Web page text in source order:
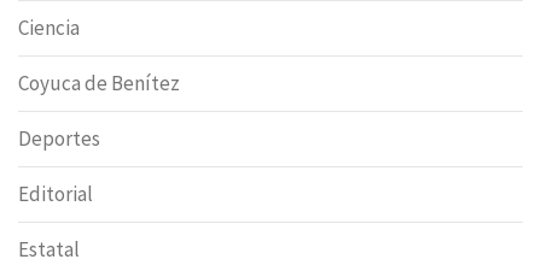
Ciencia
Coyuca de Benítez
Deportes
Editorial
Estatal